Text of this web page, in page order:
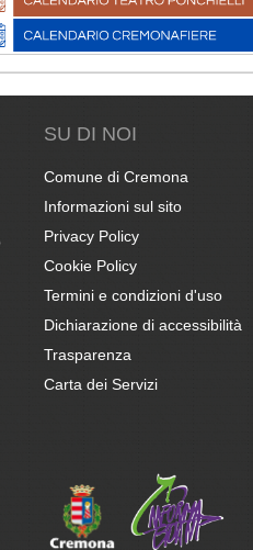
SU DI NOI
Comune di Cremona
Informazioni sul sito
Privacy Policy
Cookie Policy
Termini e condizioni d'uso
Dichiarazione di accessibilità
Trasparenza
Carta dei Servizi